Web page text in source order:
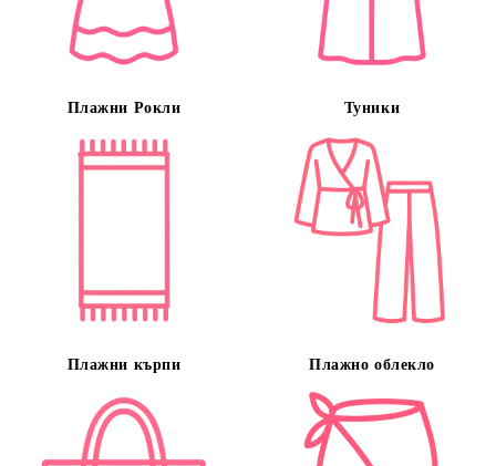
Плажни Рокли Туники
Плажни кърпи Плажно облекло